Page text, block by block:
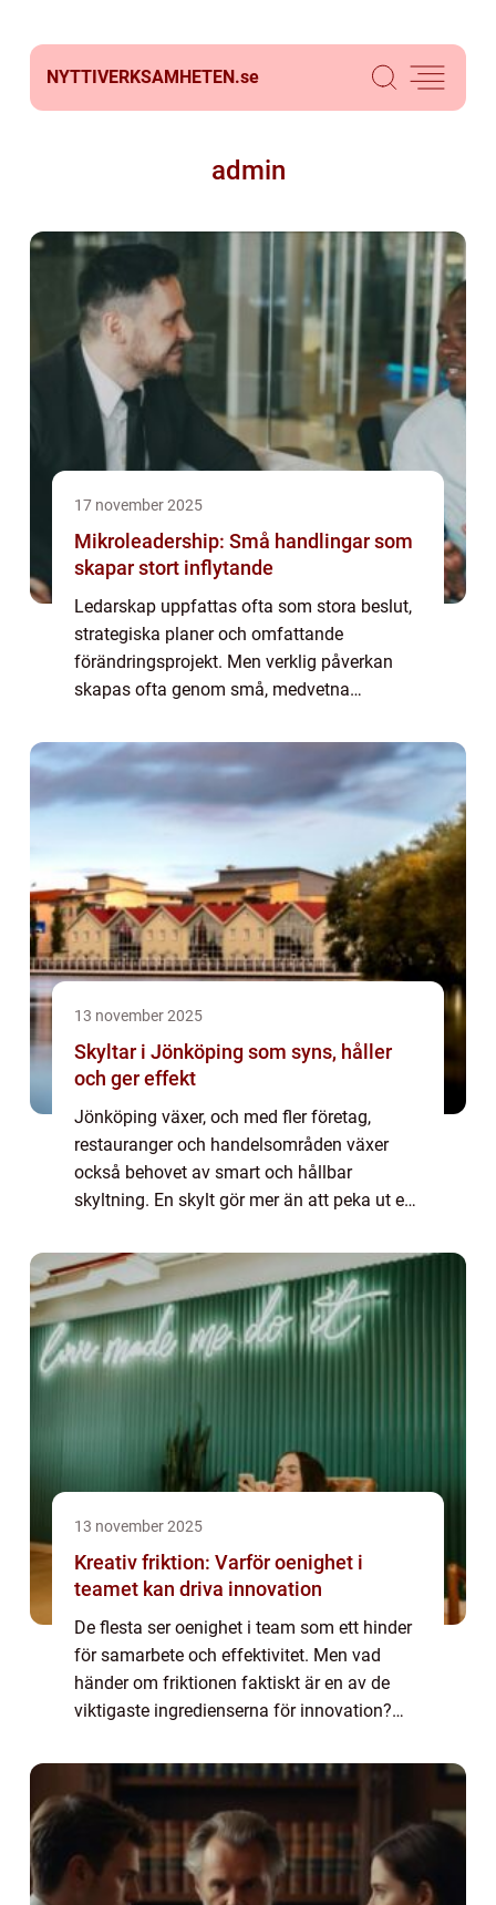
NYTTIVERKSAMHETEN.se
admin
17 november 2025
Mikroleadership: Små handlingar som
skapar stort inflytande
Ledarskap uppfattas ofta som stora beslut,
strategiska planer och omfattande
förändringsprojekt. Men verklig påverkan
skapas ofta genom små, medvetna
mikroleadership. Det handlar om h...
13 november 2025
Skyltar i Jönköping som syns, håller
och ger effekt
Jönköping växer, och med fler företag,
restauranger och handelsområden växer
också behovet av smart och hållbar
skyltning. En skylt gör mer än att peka ut en
13 november 2025
Kreativ friktion: Varför oenighet i
teamet kan driva innovation
De flesta ser oenighet i team som ett hinder
för samarbete och effektivitet. Men vad
händer om friktionen faktiskt är en av de
viktigaste ingredienserna för innovation?
erfarenheter oc...